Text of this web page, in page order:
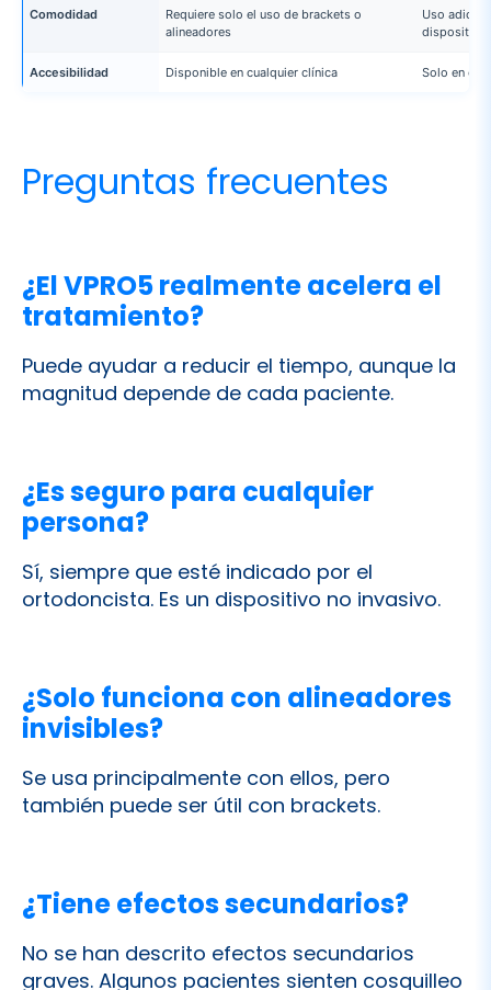
Comodidad
Requiere solo el uso de brackets o
alineadores
Uso
dispositivo
Accesibilidad Disponible en cualquier clínica Solo en
Preguntas frecuentes
¿El VPRO5 realmente acelera el
tratamiento?
Puede ayudar a reducir el tiempo, aunque la
magnitud depende de cada paciente.
¿Es seguro para cualquier
persona?
Sí, siempre que esté indicado por el
ortodoncista. Es un dispositivo no invasivo.
¿Solo funciona con alineadores
invisibles?
Se usa principalmente con ellos, pero
también puede ser útil con brackets.
¿Tiene efectos secundarios?
No se han descrito efectos secundarios
graves. Algunos pacientes sienten cosquilleo